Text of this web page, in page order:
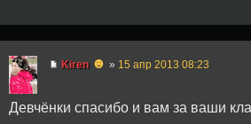
Kiren ☻ » 15 апр 2013 08:23
Девчёнки спасибо и вам за ваши